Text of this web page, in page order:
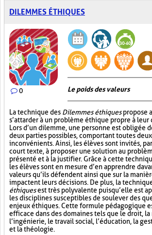
DILEMMES ÉTHIQUES
0 Le poids des valeurs
La technique des Dilemmes éthiquespropose
s’attarder à un problème éthique propre à leur
Lors d’un dilemme, une personne est obligée
deux parties possibles, comportant toutes
inconvénients. Ainsi, les élèves sont invités,
court texte, à proposer une solution au
présenté et à la justifier. Grâce à cette
les élèves sont en mesure d’en apprendre
valeurs qu’ils défendent ainsi que sur la
impactent leurs décisions. De plus, la
éthiquesest très polyvalente puisqu’elle est
les disciplines susceptibles de soulever des
enjeux éthiques. Cette formule pédagogique
efficace dans des domaines tels que le droit,
l’ingénierie, le travail social, l’éducation, la
et la théologie.